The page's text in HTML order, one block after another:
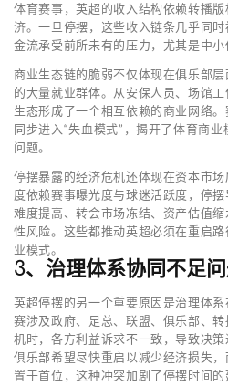
体育赛事，英超的收入结构依赖转播
济。一旦停摆，这些收入链条几乎同
金流承受前所未有的压力，尤其是中小
商业生态链的脆弱不仅体现在俱乐部
的大量就业群体。从安保人员、场馆
生态形成了一个相互依赖的商业网络
同步进入“失血模式”，揭开了体育商
问题。
停摆暴露的经济危机还体现在资本市
度依赖赛事曝光度与球迷活跃度，停
难度提高、转会市场冻结、资产估值
性风险。这些都推动英超必须在重启
业模式。
3、治理体系协同不足
英超停摆的另一个重要原因是治理体
赛涉及政府、足总、联盟、俱乐部、
机时，各方利益诉求不一致，导致决
俱乐部希望尽快重启以减少经济损失
置于首位，这种冲突加剧了停摆时间的